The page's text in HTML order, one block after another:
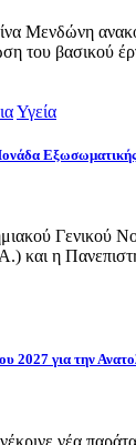
Μενδώνη
του βασικού
Υγεία
Γενικού
και η
2027 για την
νέα